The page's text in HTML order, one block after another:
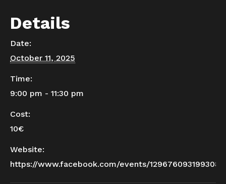
Details
Date:
October 11, 2025
Time:
9:00 pm - 11:30 pm
Cost:
10€
Website:
https://www.facebook.com/events/1296760931993088